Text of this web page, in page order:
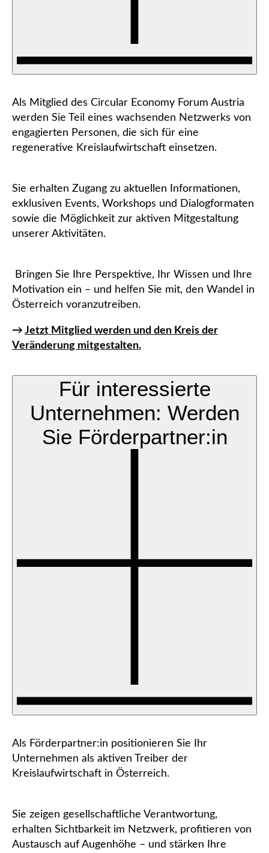
Als Mitglied des Circular Economy Forum Austria
werden Sie Teil eines wachsenden Netzwerks von
engagierten Personen, die sich für eine
regenerative Kreislaufwirtschaft einsetzen.
Sie erhalten Zugang zu aktuellen Informationen,
exklusiven Events, Workshops und Dialogformaten
sowie die Möglichkeit zur aktiven Mitgestaltung
unserer Aktivitäten.
Bringen Sie Ihre Perspektive, Ihr Wissen und Ihre
Motivation ein – und helfen Sie mit, den Wandel in
Österreich voranzutreiben.
→ Jetzt Mitglied werden und den Kreis der
Veränderung mitgestalten.
Für interessierte
Unternehmen: Werden
Sie Förderpartner:in
Als Förderpartner:in positionieren Sie Ihr
Unternehmen als aktiven Treiber der
Kreislaufwirtschaft in Österreich.
Sie zeigen gesellschaftliche Verantwortung,
erhalten Sichtbarkeit im Netzwerk, profitieren von
Austausch auf Augenhöhe – und stärken Ihre